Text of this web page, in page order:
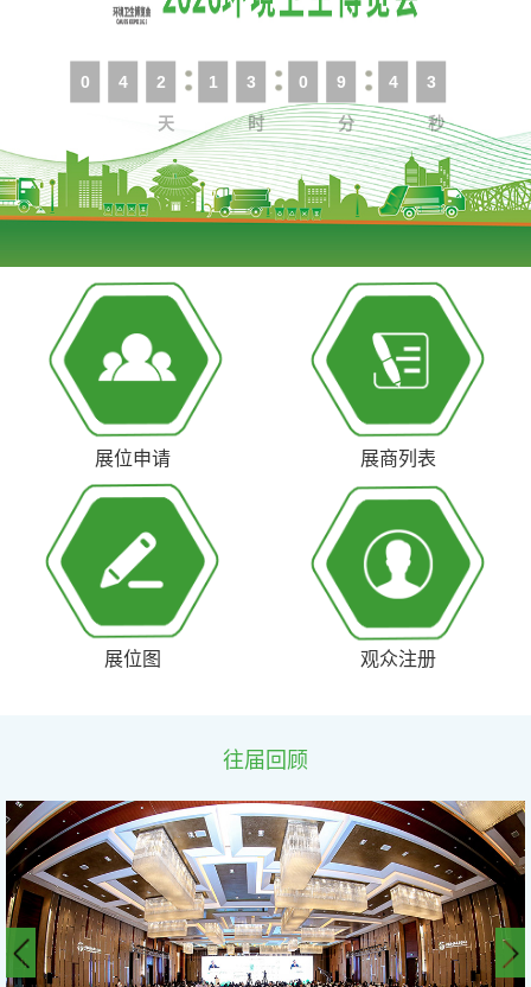
0 4 2
天
1 3
时
0 9
分
4 3
秒
展位申请 展商列表
展位图 观众注册
往届回顾